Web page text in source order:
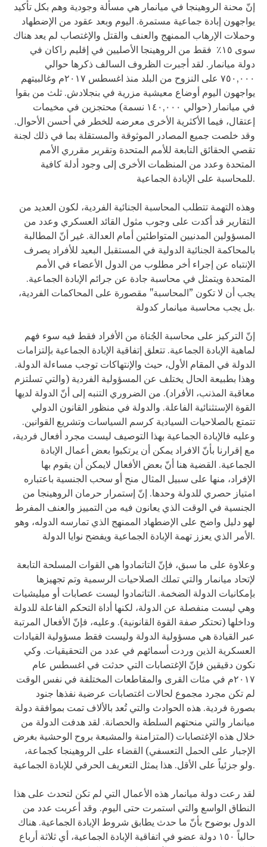
إنّ محنة الروهينجا في ميانمار هي مسألة وجودية وهم بكل تأكيد
يواجهون إبادة جماعية مستمرة. اليوم وبعد عقود من الإضطهاد
وحملات الإرهاب الممنهج والعنف والقتل والإغتصاب لم يعد هناك
سوى ١٥٪ فقط من الروهينجا الأصليين في إقليم راكان في
دولة ميانمار. لقد أجبرت الظروف السالف ذكرها حوالي
٧٥٠,٠٠٠ على النزوح من البلد منذ اغسطس ٢٠١٧م وغالبيتهم
يواجهون اليوم أوضاع معيشية مزرية في بنجلادش. ثلث من بقوا
في ميانمار (حوالي ١٤٠,٠٠٠ نسمة) محتجزين في مخيمات
إعتقال، فيما الأكثرية الأخرى معرضه للخطر في أحسن الأحوال.
وقد خلصت جميع المصادر الموثوقة والمستقلة بما في ذلك لجنة
تقصي الحقائق التابعة للأمم المتحدة وتقرير مقرري الأمم
المتحدة وعدد من المنظمات الأخرى إلى وجود أدلة كافية
للمحاسبة على الإبادة الجماعية.
وهذه التهمة تتطلب المحاسبة الجنائية الفردية، لكون العديد من
التقارير قد أكدت على وجوب مثول القائد العسكري وعدد من
المسؤولين المدنيين المتواطئين أمام العدالة. غير أنّ المطالبة
بالمحاكمة الجنائية الدولية في المستقبل البعيد للأفراد يصرف
الإنتباه عن إجراء أخر مطلوب من الدول الأعضاء في الأمم
المتحدة ويتمثل في محاسبة جادة عن جرائم الإبادة الجماعية.
يجب أن لا تكون ”المحاسبة" مقصورة على المحاكمات الفردية،
بل يجب محاسبة ميانمار كدولة.
إنّ التركيز على محاسبة الجُناة من الأفراد فقط فيه سوء فهم
لماهية الإبادة الجماعية. تتعلق إتفاقية الإبادة الجماعية بإلتزامات
الدولة في المقام الأول، حيث والإنتهاكات توجب مساءلة الدولة.
وهذا بطبيعة الحال يختلف عن المسؤولية الفردية (والتي تسلتزم
معاقبة المذنب، الأفراد). من الضروري التنبه إلى أنّ الدولة لديها
القوة الإستثنائية الفاعلة. والدولة في منظور القانون الدولي
تتمتع بالصلاحيات السيادية كرسم السياسات وتشريع القوانين.
وعليه فالإبادة الجماعية بهذا التوصيف ليست مجرد أفعال فردية،
مع إقرارنا بأنّ الافراد يمكن أن يرتكبوا بعض أعمال الإبادة
الجماعية. القضية هنا أنّ بعض الأفعال لايمكن أن يقوم بها
الإفراد، منها على سبيل المثال منح أو سحب الجنسية باعتباره
امتياز حصري للدولة وحدها. إنّ إستمرار حرمان الروهينجا من
الجنسية في الوقت الذي يعانون فيه من التمييز والعنف المفرط
لهو دليل واضح على الإضطهاد الممنهج الذي تمارسه الدوله، وهو
الأمر الذي يعزز تهمة الإبادة الجماعية ويفضح نوايا الدولة.
وعلاوة على ما سبق، فإنّ التاتمادوا هي القوات المسلحة التابعة
لإتحاد ميانمار والتي تملك الصلاحيات الرسمية وتم تجهيزها
بإمكانيات الدولة الضخمة. التاتمادوا ليست عصابات أو ميليشيات
وهي ليست منفصلة عن الدولة، لكنها أداة التحكم الفاعلة للدولة
وداخلها (تحتكر صفة القوة القانونية). وعليه، فإنّ الأفعال المرتبة
عبر القيادة هي مسؤولية الدولة وليست فقط مسؤولية القيادات
العسكرية الذين وردت أسمائهم في عدد من التحقيقيات. وكي
نكون دقيقين فإنّ الإغتصابات التي حدثت في اغسطس عام
٢٠١٧م في مئات القرى والمقاطعات المختلفة في نفس الوقت
لم تكن مجرد مجموع لحالات اغتصابات عرضية نفذها جنود
بصورة فردية. هذه الحوادث والتي تُعد بالألاف تمت بموافقة دولة
ميانمار والتي منحتهم السلطة والحصانة. لقد هدفت الدولة من
خلال هذه الإغتصابات (المتزامنة والمشبعة بروح الوحشية بغرض
الإجبار على الحمل التعسفي) القضاء على الروهينجا كجماعة،
ولو جزئياً على الأقل. هذا يمثل التعريف الحرفي للإبادة الجماعية.
لقد رعت دولة ميانمار هذه الأعمال التي لم تكن لتحدث على هذا
النطاق الواسع والتي استمرت حتى اليوم. وقد أعربت عدد من
الدول بوضوح بأنّ ما حدث يطابق شروط الإبادة الجماعية. هناك
حالياً ١٥٠ دولة عضو في اتفاقية الإبادة الجماعية، أي ثلاثة أرباع